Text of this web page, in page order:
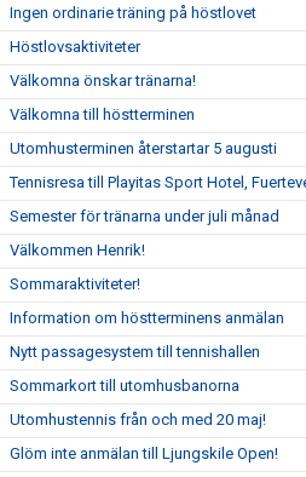
Ingen ordinarie träning på höstlovet
Höstlovsaktiviteter
Välkomna önskar tränarna!
Välkomna till höstterminen
Utomhusterminen återstartar 5 augusti
Tennisresa till Playitas Sport Hotel,
Semester för tränarna under juli månad
Välkommen Henrik!
Sommaraktiviteter!
Information om höstterminens anmälan
Nytt passagesystem till tennishallen
Sommarkort till utomhusbanorna
Utomhustennis från och med 20 maj!
Glöm inte anmälan till Ljungskile Open!